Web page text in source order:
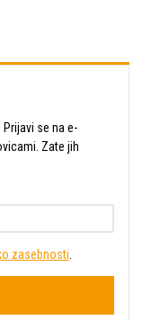
se na e-
Zate jih
zasebnosti